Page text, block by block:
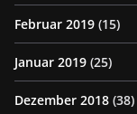
Februar 2019 (15)
Januar 2019 (25)
Dezember 2018 (38)